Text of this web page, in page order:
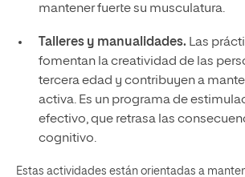
mantener fuerte su musculatura.
Talleres y manualidades. Las
fomentan la creatividad de las
tercera edad y contribuyen a
activa. Es un programa de
efectivo, que retrasa las
cognitivo.
Estas actividades están orientadas a